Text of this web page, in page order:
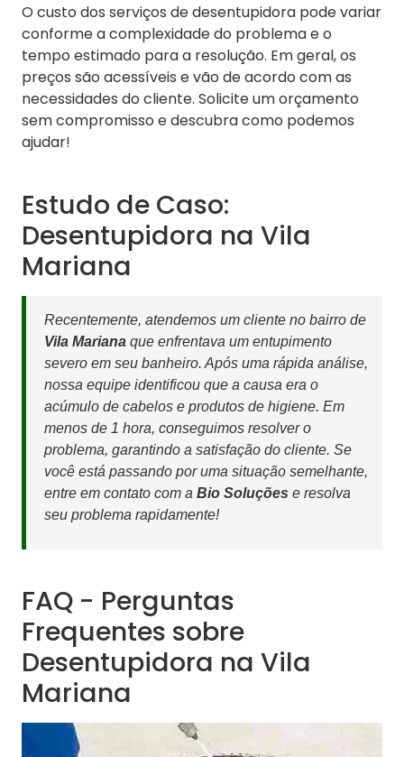
O custo dos serviços de desentupidora pode variar
conforme a complexidade do problema e o
tempo estimado para a resolução. Em geral, os
preços são acessíveis e vão de acordo com as
necessidades do cliente. Solicite um orçamento
sem compromisso e descubra como podemos
ajudar!
Estudo de Caso:
Desentupidora na Vila
Mariana
Recentemente, atendemos um cliente no bairro de
Vila Mariana que enfrentava um entupimento
severo em seu banheiro. Após uma rápida análise,
nossa equipe identificou que a causa era o
acúmulo de cabelos e produtos de higiene. Em
menos de 1 hora, conseguimos resolver o
problema, garantindo a satisfação do cliente. Se
você está passando por uma situação semelhante,
entre em contato com a Bio Soluções e resolva
seu problema rapidamente!
FAQ - Perguntas
Frequentes sobre
Desentupidora na Vila
Mariana